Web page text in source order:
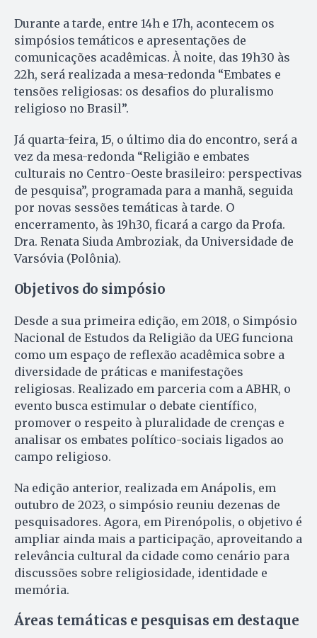
Durante a tarde, entre 14h e 17h, acontecem os
simpósios temáticos e apresentações de
comunicações acadêmicas. À noite, das 19h30 às
22h, será realizada a mesa-redonda “Embates e
tensões religiosas: os desafios do pluralismo
religioso no Brasil”.
Já quarta-feira, 15, o último dia do encontro, será a
vez da mesa-redonda “Religião e embates
culturais no Centro-Oeste brasileiro: perspectivas
de pesquisa”, programada para a manhã, seguida
por novas sessões temáticas à tarde. O
encerramento, às 19h30, ficará a cargo da Profa.
Dra. Renata Siuda Ambroziak, da Universidade de
Varsóvia (Polônia).
Objetivos do simpósio
Desde a sua primeira edição, em 2018, o Simpósio
Nacional de Estudos da Religião da UEG funciona
como um espaço de reflexão acadêmica sobre a
diversidade de práticas e manifestações
religiosas. Realizado em parceria com a ABHR, o
evento busca estimular o debate científico,
promover o respeito à pluralidade de crenças e
analisar os embates político-sociais ligados ao
campo religioso.
Na edição anterior, realizada em Anápolis, em
outubro de 2023, o simpósio reuniu dezenas de
pesquisadores. Agora, em Pirenópolis, o objetivo é
ampliar ainda mais a participação, aproveitando a
relevância cultural da cidade como cenário para
discussões sobre religiosidade, identidade e
memória.
Áreas temáticas e pesquisas em destaque